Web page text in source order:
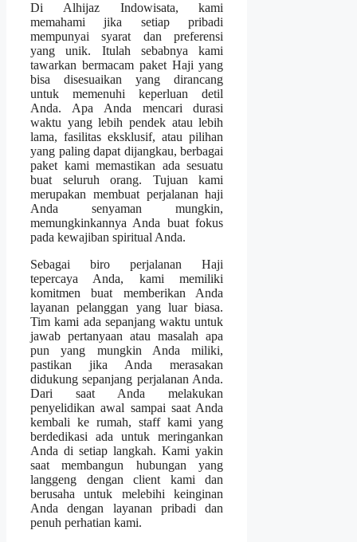
Di Alhijaz Indowisata, kami
memahami jika setiap pribadi
mempunyai syarat dan preferensi
yang unik. Itulah sebabnya kami
tawarkan bermacam paket Haji yang
bisa disesuaikan yang dirancang
untuk memenuhi keperluan detil
Anda. Apa Anda mencari durasi
waktu yang lebih pendek atau lebih
lama, fasilitas eksklusif, atau pilihan
yang paling dapat dijangkau, berbagai
paket kami memastikan ada sesuatu
buat seluruh orang. Tujuan kami
merupakan membuat perjalanan haji
Anda senyaman mungkin,
memungkinkannya Anda buat fokus
pada kewajiban spiritual Anda.
Sebagai biro perjalanan Haji
tepercaya Anda, kami memiliki
komitmen buat memberikan Anda
layanan pelanggan yang luar biasa.
Tim kami ada sepanjang waktu untuk
jawab pertanyaan atau masalah apa
pun yang mungkin Anda miliki,
pastikan jika Anda merasakan
didukung sepanjang perjalanan Anda.
Dari saat Anda melakukan
penyelidikan awal sampai saat Anda
kembali ke rumah, staff kami yang
berdedikasi ada untuk meringankan
Anda di setiap langkah. Kami yakin
saat membangun hubungan yang
langgeng dengan client kami dan
berusaha untuk melebihi keinginan
Anda dengan layanan pribadi dan
penuh perhatian kami.